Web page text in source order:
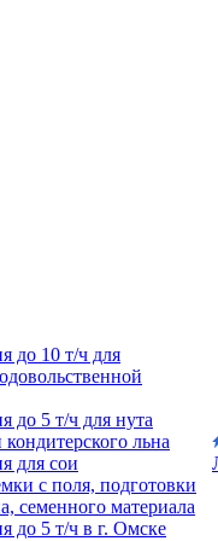
до 10 т/ч для
до 5 т/ч для нута
льна
для сои
с поля, подготовки
семенного материала
до 5 т/ч в г. Омске